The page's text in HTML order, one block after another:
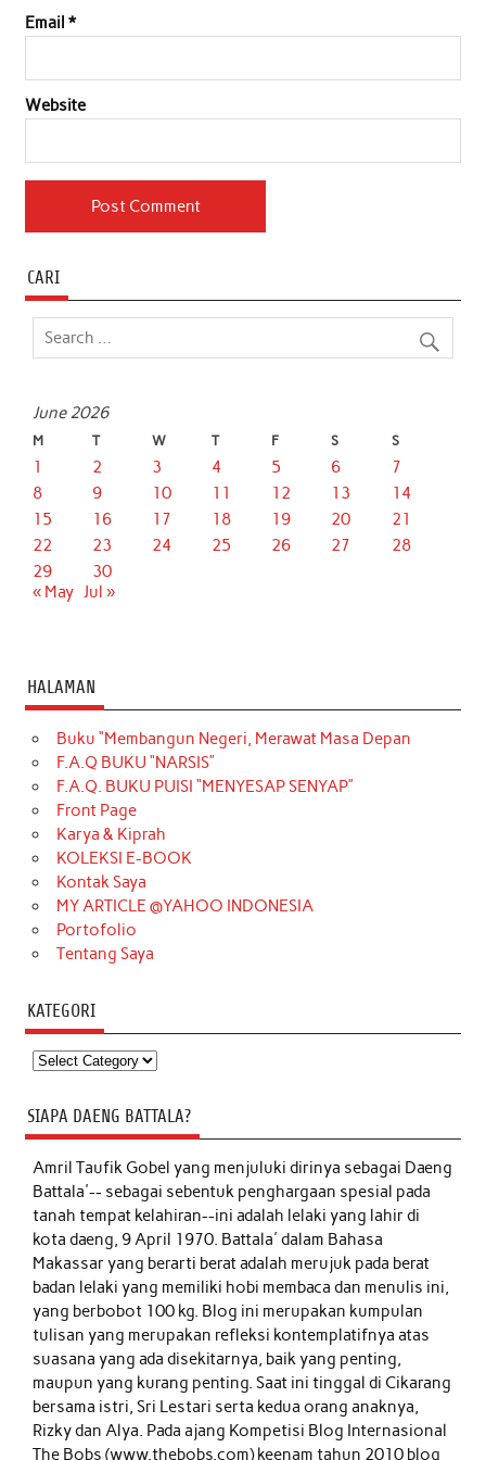
Email *
Website
CARI
June 2026
M T W T F S S
1 2 3 4 5 6
7
8
9 10 11 12 13
14
15
16 17 18 19 20
21
22
23 24 25 26 27
28
29
30
« May Jul »
HALAMAN
Buku “Membangun Negeri, Merawat Masa Depan
F.A.Q BUKU “NARSIS”
F.A.Q. BUKU PUISI “MENYESAP SENYAP”
Front Page
Karya & Kiprah
KOLEKSI E-BOOK
Kontak Saya
MY ARTICLE @YAHOO INDONESIA
Portofolio
Tentang Saya
KATEGORI
Kategori
SIAPA DAENG BATTALA?
Amril Taufik Gobelyang menjuluki dirinya sebagai Daeng
Battala'-- sebagai sebentuk penghargaan spesial pada
tanah tempat kelahiran--ini adalah lelaki yang lahir di
kota daeng, 9 April 1970. Battala' dalam Bahasa
Makassar yang berarti berat adalah merujuk pada berat
badan lelaki yang memiliki hobi membaca dan menulis ini,
yang berbobot 100 kg. Blog ini merupakan kumpulan
tulisan yang merupakan refleksi kontemplatifnya atas
suasana yang ada disekitarnya, baik yang penting,
maupun yang kurang penting. Saat ini tinggal di Cikarang
bersama istri, Sri Lestari serta kedua orang anaknya,
Rizky dan Alya. Pada ajang Kompetisi Blog Internasional
The Bobs (www.thebobs.com) keenam tahun 2010 blog